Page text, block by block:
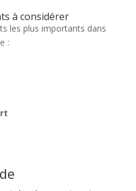
à considérer
les plus importants dans
: